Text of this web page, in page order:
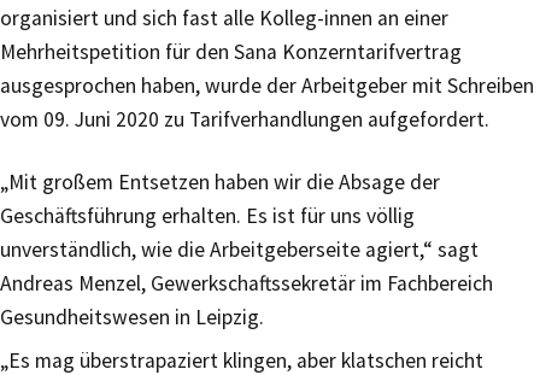
organisiert und sich fast alle Kolleg-innen an einer
Mehrheitspetition für den Sana Konzerntarifvertrag
ausgesprochen haben, wurde der Arbeitgeber mit Schreiben
vom 09. Juni 2020 zu Tarifverhandlungen aufgefordert.
„Mit großem Entsetzen haben wir die Absage der
Geschäftsführung erhalten. Es ist für uns völlig
unverständlich, wie die Arbeitgeberseite agiert,“ sagt
Andreas Menzel, Gewerkschaftssekretär im Fachbereich
Gesundheitswesen in Leipzig.
„Es mag überstrapaziert klingen, aber klatschen reicht